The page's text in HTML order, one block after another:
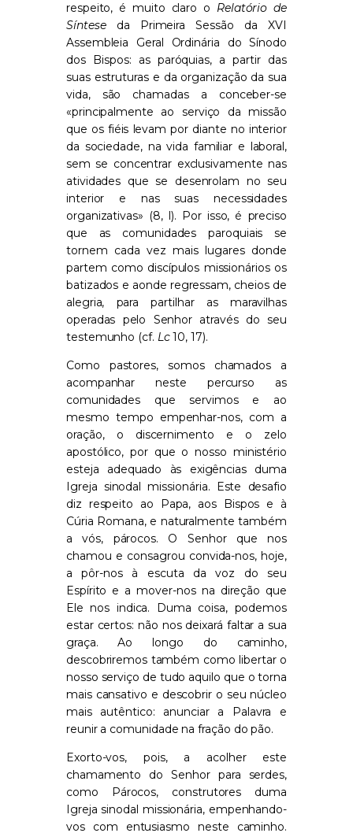
respeito, é muito claro o Relatório de
Sínteseda Primeira Sessão da XVI
Assembleia Geral Ordinária do Sínodo
dos Bispos: as paróquias, a partir das
suas estruturas e da organização da sua
vida, são chamadas a conceber-se
«principalmente ao serviço da missão
que os fiéis levam por diante no interior
da sociedade, na vida familiar e laboral,
sem se concentrar exclusivamente nas
atividades que se desenrolam no seu
interior e nas suas necessidades
organizativas» (8, l). Por isso, é preciso
que as comunidades paroquiais se
tornem cada vez mais lugares donde
partem como discípulos missionários os
batizados e aonde regressam, cheios de
alegria, para partilhar as maravilhas
operadas pelo Senhor através do seu
testemunho (cf. Lc10, 17).
Como pastores, somos chamados a
acompanhar neste percurso as
comunidades que servimos e ao
mesmo tempo empenhar-nos, com a
oração, o discernimento e o zelo
apostólico, por que o nosso ministério
esteja adequado às exigências duma
Igreja sinodal missionária. Este desafio
diz respeito ao Papa, aos Bispos e à
Cúria Romana, e naturalmente também
a vós, párocos. O Senhor que nos
chamou e consagrou convida-nos, hoje,
a pôr-nos à escuta da voz do seu
Espírito e a mover-nos na direção que
Ele nos indica. Duma coisa, podemos
estar certos: não nos deixará faltar a sua
graça. Ao longo do caminho,
descobriremos também como libertar o
nosso serviço de tudo aquilo que o torna
mais cansativo e descobrir o seu núcleo
mais autêntico: anunciar a Palavra e
reunir a comunidade na fração do pão.
Exorto-vos, pois, a acolher este
chamamento do Senhor para serdes,
como Párocos, construtores duma
Igreja sinodal missionária, empenhando-
vos com entusiasmo neste caminho.